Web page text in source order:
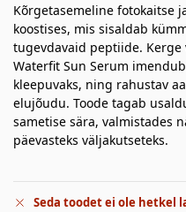
Kõrgetasemeline fotokaitse
koostises, mis sisaldab
tugevdavaid peptiide. Kerge
Waterfit Sun Serum
kleepuvaks, ning rahustav
elujõudu. Toode tagab
sametise sära, valmistades
päevasteks väljakutseteks.
Seda toodet ei ole hetkel